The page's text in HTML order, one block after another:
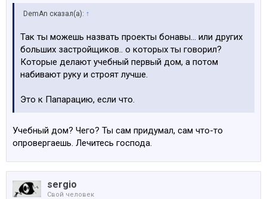
DemAn сказал(а): ↑
Так ты можешь назвать проекты бонавы… или других
больших застройщиков.. о которых ты говорил?
Которые делают учебный первый дом, а потом
набивают руку и строят лучше.
Это к Папарацию, если что.
Учебный дом? Чего? Ты сам придумал, сам что-то
опровергаешь. Лечитесь господа.
sergio
Свой человек